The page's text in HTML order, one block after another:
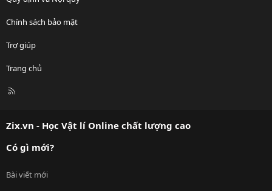
Chính sách bảo mật
Trợ giúp
Trang chủ
R
Zix.vn - Học Vật lí Online chất lượng cao
Có gì mới?
Bài viết mới